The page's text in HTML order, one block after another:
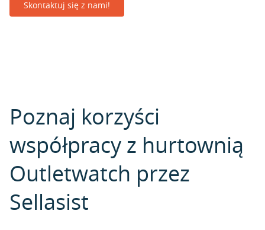
Skontaktuj się z nami!
Poznaj korzyści
współpracy z hurtownią
Outletwatch przez
Sellasist